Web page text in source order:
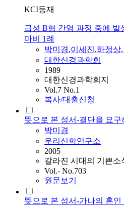
KCI등재
급성 B형 간염 과정 중에 발
마비 1례
박미경,이세진,하정상,
대한신경과학회
1989
대한신경과학회지
Vol.7 No.1
복사/대출신청
뜻으로 본 성서-결단을 요구
박미경
우리신학연구소
2005
갈라진 시대의 기쁜소
Vol.- No.703
원문보기
뜻으로 본 성서-가나의 혼인